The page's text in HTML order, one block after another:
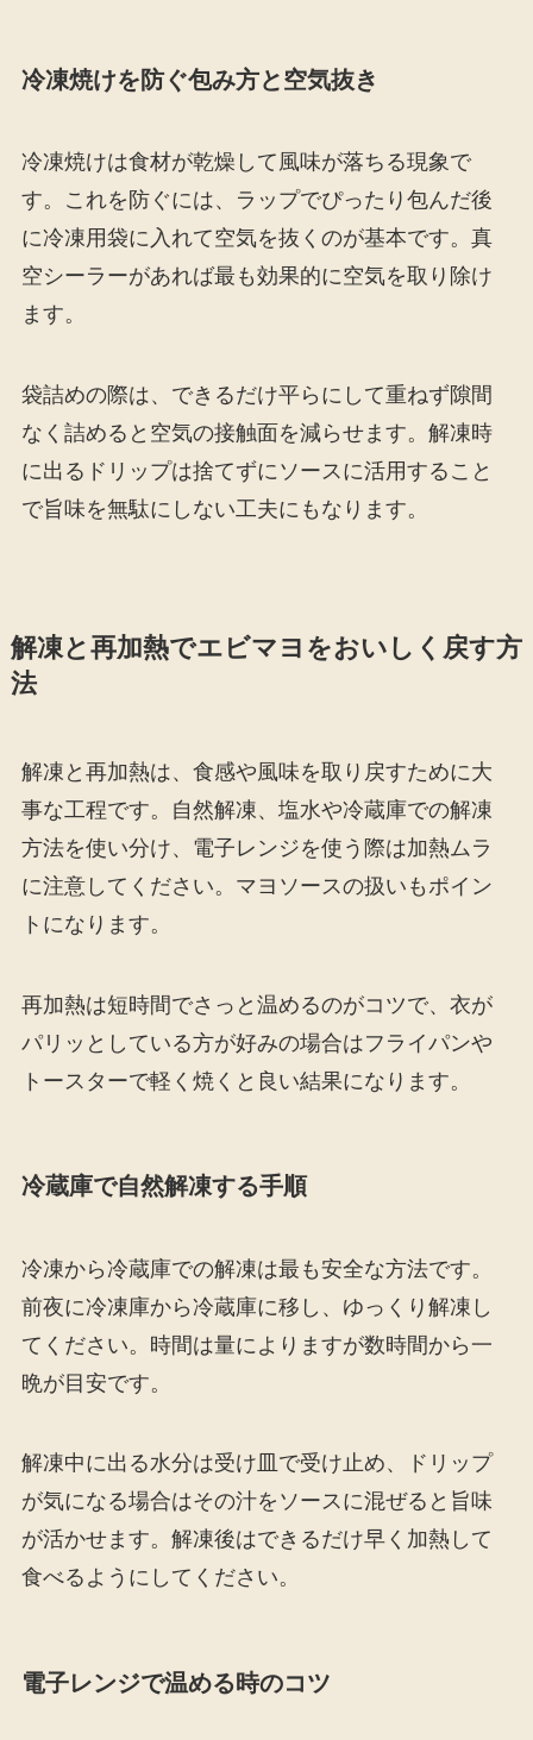
冷凍焼けを防ぐ包み方と空気抜き
冷凍焼けは食材が乾燥して風味が落ちる現象で
す。これを防ぐには、ラップでぴったり包んだ後
に冷凍用袋に入れて空気を抜くのが基本です。真
空シーラーがあれば最も効果的に空気を取り除け
ます。
袋詰めの際は、できるだけ平らにして重ねず隙間
なく詰めると空気の接触面を減らせます。解凍時
に出るドリップは捨てずにソースに活用すること
で旨味を無駄にしない工夫にもなります。
解凍と再加熱でエビマヨをおいしく戻す方
法
解凍と再加熱は、食感や風味を取り戻すために大
事な工程です。自然解凍、塩水や冷蔵庫での解凍
方法を使い分け、電子レンジを使う際は加熱ムラ
に注意してください。マヨソースの扱いもポイン
トになります。
再加熱は短時間でさっと温めるのがコツで、衣が
パリッとしている方が好みの場合はフライパンや
トースターで軽く焼くと良い結果になります。
冷蔵庫で自然解凍する手順
冷凍から冷蔵庫での解凍は最も安全な方法です。
前夜に冷凍庫から冷蔵庫に移し、ゆっくり解凍し
てください。時間は量によりますが数時間から一
晩が目安です。
解凍中に出る水分は受け皿で受け止め、ドリップ
が気になる場合はその汁をソースに混ぜると旨味
が活かせます。解凍後はできるだけ早く加熱して
食べるようにしてください。
電子レンジで温める時のコツ